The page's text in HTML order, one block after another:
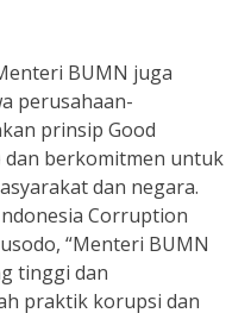
BUMN juga
perusahaan-
prinsip Good
dan berkomitmen untuk
dan negara.
Corruption
“Menteri BUMN
tinggi dan
praktik korupsi dan